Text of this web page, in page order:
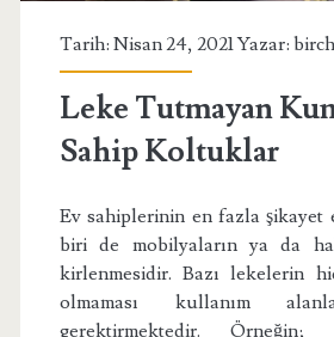
Tarih: Nisan 24, 2021 Yazar:
Leke Tutmayan
Sahip Koltuklar
Ev sahiplerinin en fazla şikayet
biri de mobilyaların ya da
kirlenmesidir. Bazı lekelerin
olmaması kullanım
gerektirmektedir.